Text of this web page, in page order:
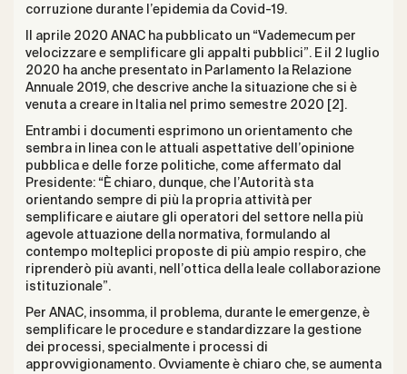
corruzione durante l’epidemia da Covid-19.
Il aprile 2020 ANAC ha pubblicato un “Vademecum per
velocizzare e semplificare gli appalti pubblici”. E il 2 luglio
2020 ha anche presentato in Parlamento la Relazione
Annuale 2019, che descrive anche la situazione che si è
venuta a creare in Italia nel primo semestre 2020 [2].
Entrambi i documenti esprimono un orientamento che
sembra in linea con le attuali aspettative dell’opinione
pubblica e delle forze politiche, come affermato dal
Presidente: “È chiaro, dunque, che l’Autorità sta
orientando sempre di più la propria attività per
semplificare e aiutare gli operatori del settore nella più
agevole attuazione della normativa, formulando al
contempo molteplici proposte di più ampio respiro, che
riprenderò più avanti, nell’ottica della leale collaborazione
istituzionale”.
Per ANAC, insomma, il problema, durante le emergenze, è
semplificare le procedure e standardizzare la gestione
dei processi, specialmente i processi di
approvvigionamento. Ovviamente è chiaro che, se aumenta